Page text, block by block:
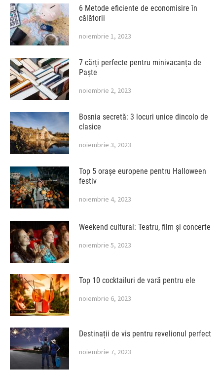
6 Metode eficiente de economisire în
călătorii
noiembrie 1, 2023
7 cărți perfecte pentru minivacanța de
Paște
noiembrie 2, 2023
Bosnia secretă: 3 locuri unice dincolo de
clasice
noiembrie 3, 2023
Top 5 orașe europene pentru Halloween
festiv
noiembrie 4, 2023
Weekend cultural: Teatru, film și concerte
noiembrie 5, 2023
Top 10 cocktailuri de vară pentru ele
noiembrie 6, 2023
Destinații de vis pentru revelionul perfect
noiembrie 7, 2023